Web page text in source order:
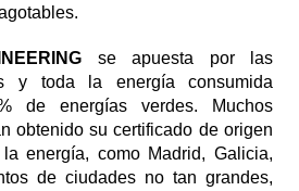
se apuesta por las
y toda la energía consumida
de energías verdes. Muchos
obtenido su certificado de origen
energía, como Madrid, Galicia,
de ciudades no tan grandes,